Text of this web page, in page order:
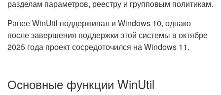
разделам параметров, реестру и групповым политикам.
Ранее WinUtil поддерживал и Windows 10, однако
после завершения поддержки этой системы в октябре
2025 года проект сосредоточился на Windows 11.
Основные функции WinUtil